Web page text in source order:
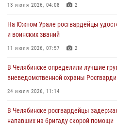
подозреваемого в совершении
В Челябинской области
задержан подозреваемый в грабеже
13 июля 2026, 04:08 2
На Южном Урале росгвардейцы
и воинских званий
11 июля 2026, 07:57 2
В Челябинске определили лучшие
вневедомственной охраны
24 июля 2026, 11:14
В Челябинске росгвардейцы
напавших на бригаду скорой помощи